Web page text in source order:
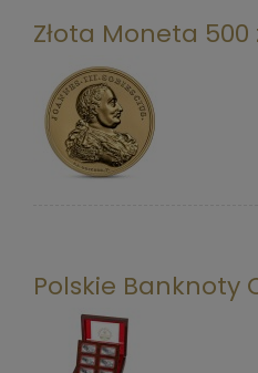
Złota Moneta 500
Polskie Banknoty